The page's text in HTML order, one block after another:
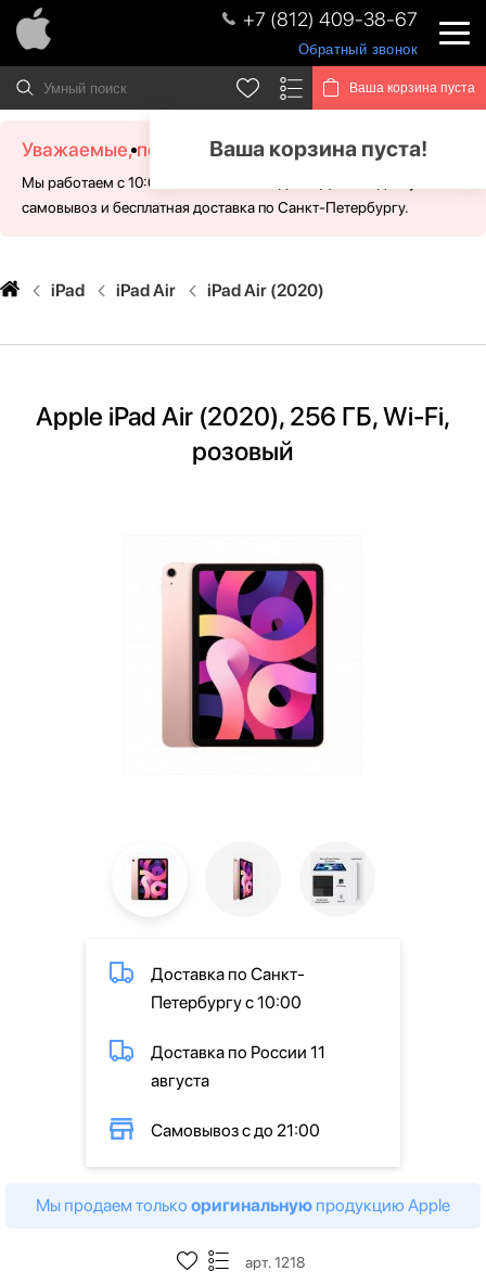
+7 (812) 409-38-67
Обратный звонок
Ваша корзина пуста
Ваша корзина пуста!
Уважаемые, посетители!
Мы работаем с 10:00 - 21:00 без выходных. Для Вас доступен
самовывоз и бесплатная доставка по Санкт-Петербургу.
iPad iPad Air iPad Air (2020)
Apple iPad Air (2020), 256 ГБ, Wi-Fi,
розовый
Доставка по Санкт-
Петербургу с 10:00
Доставка по России 11
августа
Самовывоз с до 21:00
Мы продаем только оригинальную продукцию Apple
арт. 1218